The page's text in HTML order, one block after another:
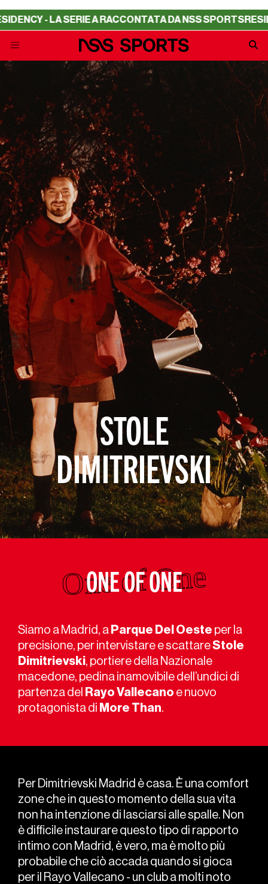
SERIE A RACCONTATA DA NSS SPORTSRESIDENCY -
STOLE
DIMITRIEVSKI
ONE OF ONE
Siamo a Madrid, a Parque Del Oeste per la
precisione, per intervistare e scattareStole
Dimitrievski, portiere della Nazionale
macedone, pedina inamovibile dell’undici di
partenza del Rayo Vallecano e nuovo
protagonista di More Than.
Per Dimitrievski Madrid è casa. È una comfort
zone che in questo momento della sua vita
non ha intenzione di lasciarsi alle spalle. Non
è difficile instaurare questo tipo di rapporto
intimo con Madrid, è vero, ma è molto più
probabile che ciò accada quando si gioca
per il Rayo Vallecano - un club a molti noto